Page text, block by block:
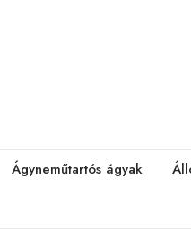
Ágyneműtartós ágyak